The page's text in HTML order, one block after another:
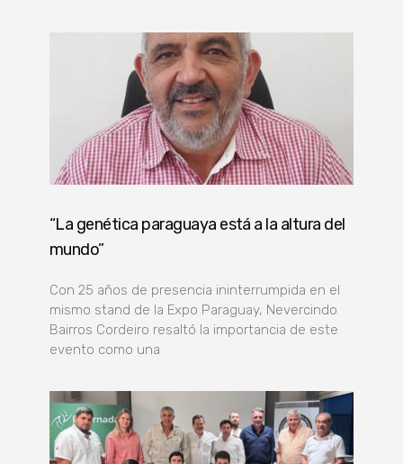
“La genética paraguaya está a la altura del
mundo”
Con 25 años de presencia ininterrumpida en el
mismo stand de la Expo Paraguay, Nevercindo
Bairros Cordeiro resaltó la importancia de este
evento como una